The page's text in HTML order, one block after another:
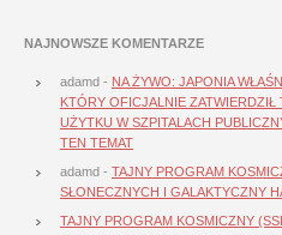
NAJNOWSZE KOMENTARZE
adamd - NA ŻYWO: JAPONIA
KTÓRY OFICJALNIE
UŻYTKU W SZPITALACH
TEN TEMAT
adamd - TAJNY PROGRAM
SŁONECZNYCH I GALAKTYCZNY
TAJNY PROGRAM KOSMICZNY